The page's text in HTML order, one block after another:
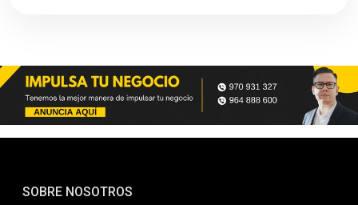
SOBRE NOSOTROS